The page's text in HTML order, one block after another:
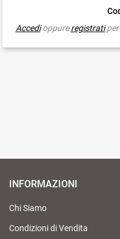
Accedioppureregistrati
INFORMAZIONI
Chi Siamo
Condizioni di Vendita